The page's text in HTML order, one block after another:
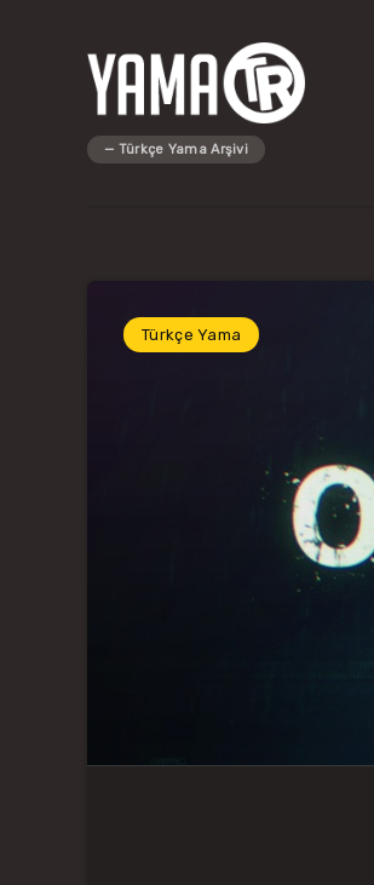
Türkçe Yama